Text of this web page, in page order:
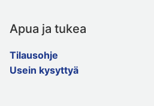
Apua ja tukea
Tilausohje
Usein kysyttyä